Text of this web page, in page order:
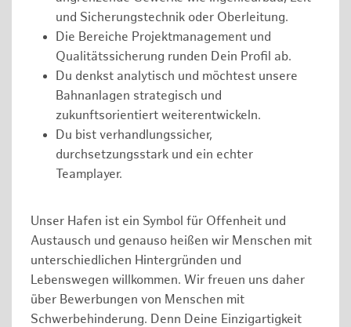
und Sicherungstechnik oder Oberleitung.
Die Bereiche Projektmanagement und
Qualitätssicherung runden Dein Profil ab.
Du denkst analytisch und möchtest unsere
Bahnanlagen strategisch und
zukunftsorientiert weiterentwickeln.
Du bist verhandlungssicher,
durchsetzungsstark und ein echter
Teamplayer.
Unser Hafen ist ein Symbol für Offenheit und
Austausch und genauso heißen wir Menschen mit
unterschiedlichen Hintergründen und
Lebenswegen willkommen. Wir freuen uns daher
über Bewerbungen von Menschen mit
Schwerbehinderung. Denn Deine Einzigartigkeit